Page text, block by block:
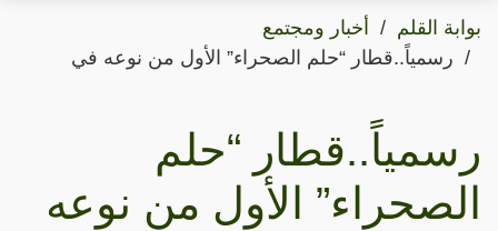
بوابة القلم
أخبار ومجتمع
رسمياً..قطار “حلم الصحراء” الأول من نوعه في
رسمياً..قطار “حلم
الصحراء” الأول من نوعه